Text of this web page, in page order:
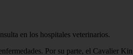
en los hospitales veterinarios.
Por su parte, el Cavalier